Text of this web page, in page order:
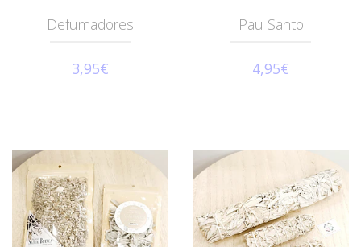
Defumadores
3,95€
Pau Santo
4,95€